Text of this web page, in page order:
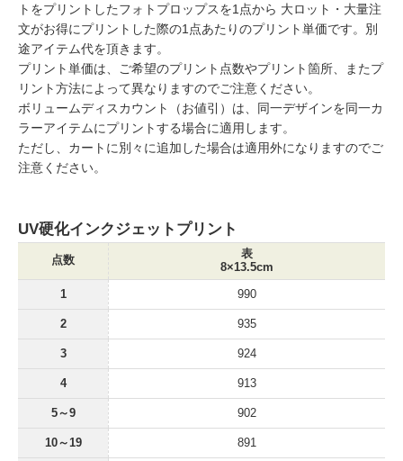
トをプリントしたフォトプロップスを1点から 大ロット・大量注
文がお得にプリントした際の1点あたりのプリント単価です。別
途アイテム代を頂きます。
プリント単価は、ご希望のプリント点数やプリント箇所、またプ
リント方法によって異なりますのでご注意ください。
ボリュームディスカウント（お値引）は、同一デザインを同一カ
ラーアイテムにプリントする場合に適用します。
ただし、カートに別々に追加した場合は適用外になりますのでご
注意ください。
UV硬化インクジェットプリント
点数
表
8×13.5cm
1 990
2 935
3 924
4 913
5～9 902
10～19 891